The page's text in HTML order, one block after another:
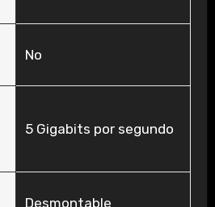
‎No
‎5 Gigabits por segundo
‎Desmontable